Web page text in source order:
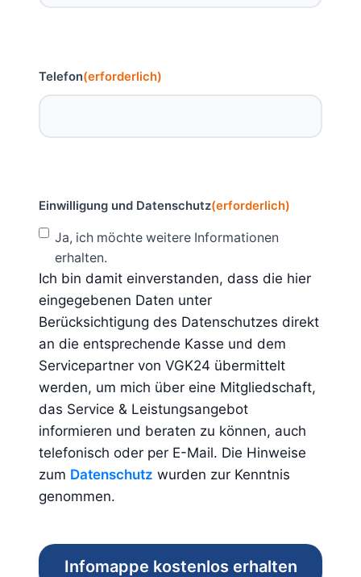
Telefon(erforderlich)
Einwilligung und Datenschutz(erforderlich)
Ja, ich möchte weitere Informationen
erhalten.
Ich bin damit einverstanden, dass die hier
eingegebenen Daten unter
Berücksichtigung des Datenschutzes direkt
an die entsprechende Kasse und dem
Servicepartner von VGK24 übermittelt
werden, um mich über eine Mitgliedschaft,
das Service & Leistungsangebot
informieren und beraten zu können, auch
telefonisch oder per E-Mail. Die Hinweise
zum Datenschutz wurden zur Kenntnis
genommen.